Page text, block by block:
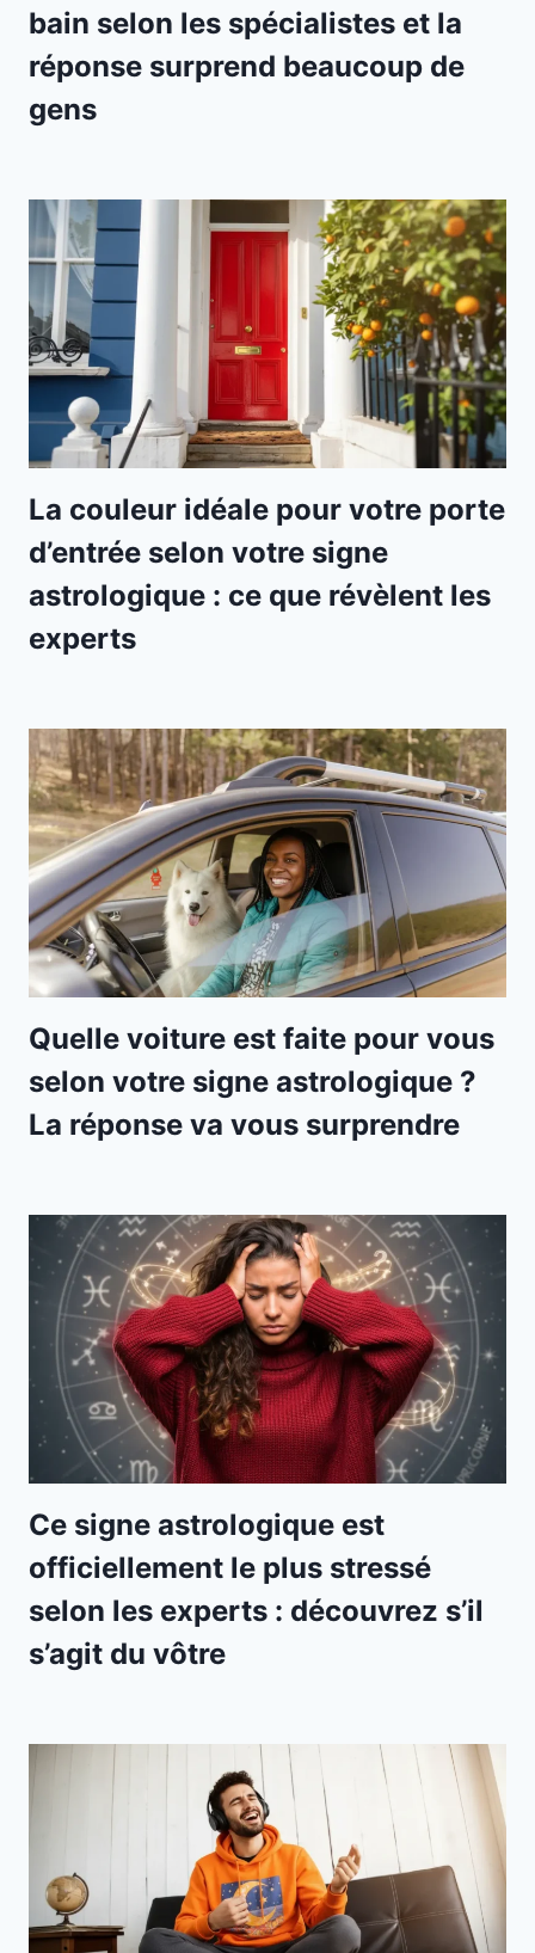
bain selon les spécialistes et la
réponse surprend beaucoup de
gens
La couleur idéale pour votre porte
d’entrée selon votre signe
astrologique : ce que révèlent les
experts
Quelle voiture est faite pour vous
selon votre signe astrologique ?
La réponse va vous surprendre
Ce signe astrologique est
officiellement le plus stressé
selon les experts : découvrez s’il
s’agit du vôtre